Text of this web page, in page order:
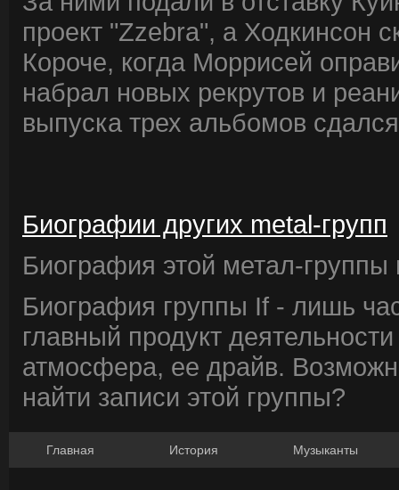
проект "Zzebra", а Ходкинсон
Короче, когда Моррисей
набрал новых рекрутов и
выпуска трех альбомов
Биографии других metal-групп
Биография этой метал-группы
Биография группы If - лишь
главный продукт
атмосфера, ее драйв.
найти записи этой группы?
Главная История Музыканты